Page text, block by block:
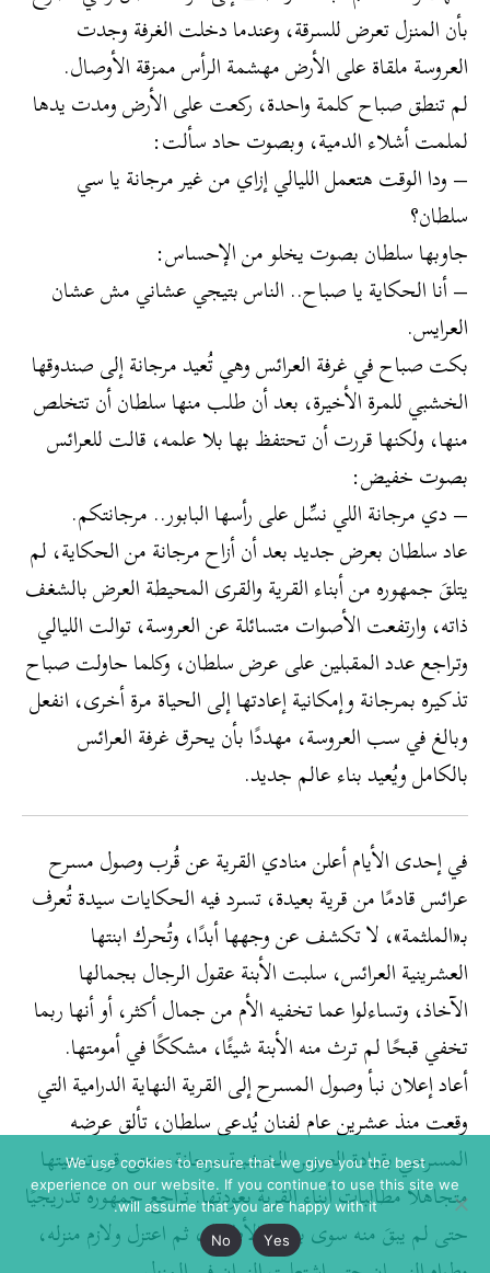
بأن المنزل تعرض للسرقة، وعندما دخلت الغرفة وجدت
العروسة ملقاة على الأرض مهشمة الرأس ممزقة الأوصال.
لم تنطق صباح كلمة واحدة، ركعت على الأرض ومدت يدها
لملمت أشلاء الدمية، وبصوت حاد سألت:
– ودا الوقت هتعمل الليالي إزاي من غير مرجانة يا سي
سلطان؟
جاوبها سلطان بصوت يخلو من الإحساس:
– أنا الحكاية يا صباح.. الناس بتيجي عشاني مش عشان
العرايس.
بكت صباح في غرفة العرائس وهي تُعيد مرجانة إلى صندوقها
الخشبي للمرة الأخيرة، بعد أن طلب منها سلطان أن تتخلص
منها، ولكنها قررت أن تحتفظ بها بلا علمه، قالت للعرائس
بصوت خفيض:
– دي مرجانة اللي نسِّل على رأسها البابور.. مرجانتكم.
عاد سلطان بعرض جديد بعد أن أزاح مرجانة من الحكاية، لم
يتلقَ جمهوره من أبناء القرية والقرى المحيطة العرض بالشغف
ذاته، وارتفعت الأصوات متسائلة عن العروسة، توالت الليالي
وتراجع عدد المقبلين على عرض سلطان، وكلما حاولت صباح
تذكيره بمرجانة وإمكانية إعادتها إلى الحياة مرة أخرى، انفعل
وبالغ في سب العروسة، مهددًا بأن يحرق غرفة العرائس
بالكامل ويُعيد بناء عالم جديد.
في إحدى الأيام أعلن منادي القرية عن قُرب وصول مسرح
عرائس قادمًا من قرية بعيدة، تسرد فيه الحكايات سيدة تُعرف
بـ«الملثمة»، لا تكشف عن وجهها أبدًا، وتُحرك ابنتها
العشرينية العرائس، سلبت الأبنة عقول الرجال بجمالها
الآخاذ، وتساءلوا عما تخفيه الأم من جمال أكثر، أو أنها ربما
تخفي قبحًا لم ترث منه الأبنة شيئًا، مشككًا في أمومتها.
أعاد إعلان نبأ وصول المسرح إلى القرية النهاية الدرامية التي
وقعت منذ عشرين عام لفنان يُدعى سلطان، تألق عرضه
المسرحي بقيادة العروس الخشبية مرجانة، حتى قرر تنحيتها
متجاهلًا مطالبات أبناء القرية بعودتها. تراجع جمهوره تدريجيًا
حتى لم يبقَ منه سوى بعض الأطفال، ثم اعتزل ولازم منزله،
We use cookies to ensure that we give you the best
experience on our website. If you continue to use this site we
will assume that you are happy with it.
Yes
No